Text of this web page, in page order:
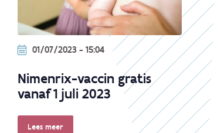
01/07/2023 - 15:04
Nimenrix-vaccin gratis
vanaf 1 juli 2023
Lees meer